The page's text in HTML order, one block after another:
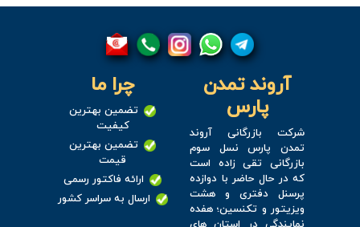
آروند تمدن
پارس
شرکت بازرگانی آروند
تمدن پارس نسل سوم
بازرگانی تقی زاده است
که در حال حاضر با دوازده
پرسنل دفتری و هشت
ویزیتور و تکنسین؛ هفده
چرا ما
تضمین بهترین
کیفیت
تضمین بهترین
قیمت
ارائه فاکتور رسمی
ارسال به سراسر کشور